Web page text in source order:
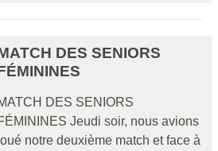
DES SENIORS
DES SENIORS
Jeudi soir, nous avions
notre deuxième match et face à